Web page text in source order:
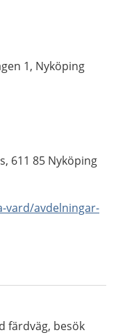
1, Nyköping
611 85 Nyköping
vard/avdelningar-
färdväg, besök